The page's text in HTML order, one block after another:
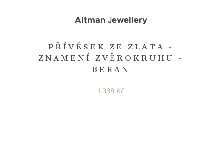
PŘÍVĚSEK ZE ZLATA -
ZNAMENÍ ZVĚROKRUHU -
BERAN
Altman Jewellery
1 398 Kč